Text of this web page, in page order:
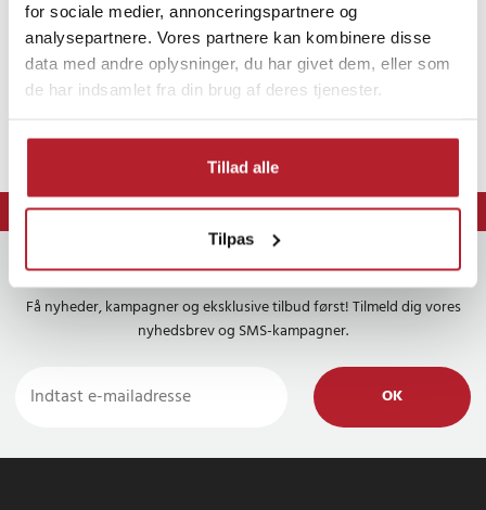
for sociale medier, annonceringspartnere og
analysepartnere. Vores partnere kan kombinere disse
data med andre oplysninger, du har givet dem, eller som
de har indsamlet fra din brug af deres tjenester.
Tillad alle
Tilpas
⭐ Levering 1-2 dage
⭐ 365 dages fortrydelsesret
Nyhedsbrevet
Få nyheder, kampagner og eksklusive tilbud først! Tilmeld dig vores
nyhedsbrev og SMS-kampagner.
OK